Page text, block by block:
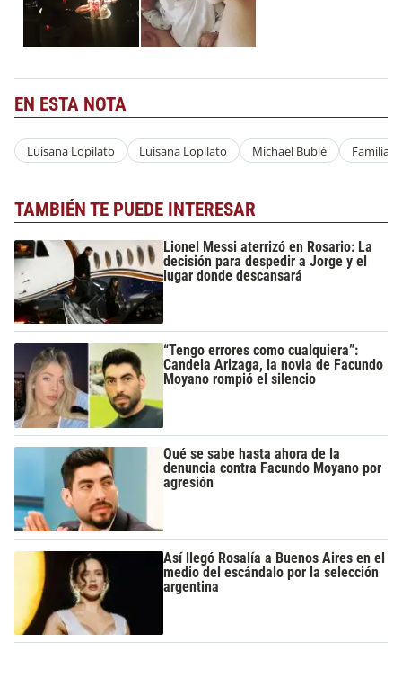
EN ESTA NOTA
Luisana Lopilato Luisana Lopilato Michael Bublé Familia
TAMBIÉN TE PUEDE INTERESAR
Lionel Messi aterrizó en Rosario: La
decisión para despedir a Jorge y el
lugar donde descansará
“Tengo errores como cualquiera”:
Candela Arizaga, la novia de Facundo
Moyano rompió el silencio
Qué se sabe hasta ahora de la
denuncia contra Facundo Moyano por
agresión
Así llegó Rosalía a Buenos Aires en el
medio del escándalo por la selección
argentina